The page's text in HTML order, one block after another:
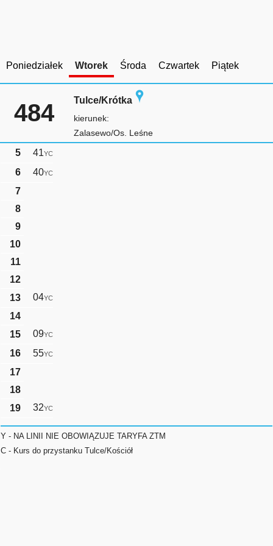
Poniedziałek Wtorek Środa Czwartek Piątek
484 Tulce/Krótka
kierunek:
Zalasewo/Os. Leśne
5 41YC
6 40YC
7
8
9
10
11
12
13
04YC
14
15
09YC
16 55YC
17
18
19
32YC
Y - NA LINII NIE OBOWIĄZUJE TARYFA ZTM
C - Kurs do przystanku Tulce/Kościół